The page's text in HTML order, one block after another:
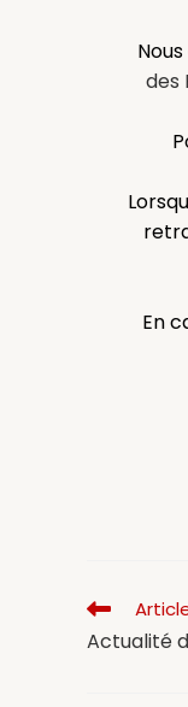
des
En
Actualité